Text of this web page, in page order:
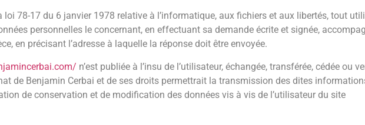
78-17 du 6 janvier 1978 relative à l’informatique, aux fichiers et aux libertés, tout
personnelles le concernant, en effectuant sa demande écrite et signée,
en précisant l’adresse à laquelle la réponse doit être envoyée.
n’est publiée à l’insu de l’utilisateur, échangée, transférée, cédée ou
de Benjamin Cerbai et de ses droits permettrait la transmission des dites
de conservation et de modification des données vis à vis de l’utilisateur du site